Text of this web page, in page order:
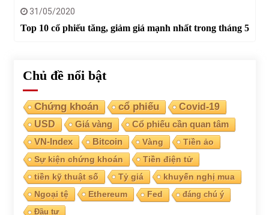
31/05/2020
Top 10 cổ phiếu tăng, giảm giá mạnh nhất trong tháng 5
Chủ đề nổi bật
Chứng khoán cổ phiếu
Covid-19
USD
Giá vàng Cổ phiếu cần quan tâm
VN-Index Bitcoin Vàng
Tiền ảo
Sự kiện chứng khoán
Tiền điện tử
tiền kỹ thuật số
Tỷ giá
khuyến nghị mua
Ngoại tệ
Ethereum Fed
đáng chú ý
Đầu tư